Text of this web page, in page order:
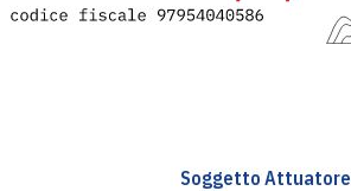
Soggetto Attuatore